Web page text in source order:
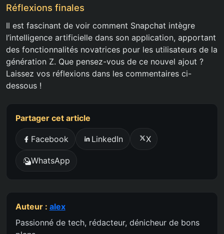
Réflexions finales
Il est fascinant de voir comment Snapchat intègre
l’intelligence artificielle dans son application, apportant
des fonctionnalités novatrices pour les utilisateurs de la
génération Z. Que pensez-vous de ce nouvel ajout ?
Laissez vos réflexions dans les commentaires ci-
dessous !
Partager cet article
Facebook LinkedIn X
WhatsApp
Auteur : alex
Passionné de tech, rédacteur, dénicheur de bons